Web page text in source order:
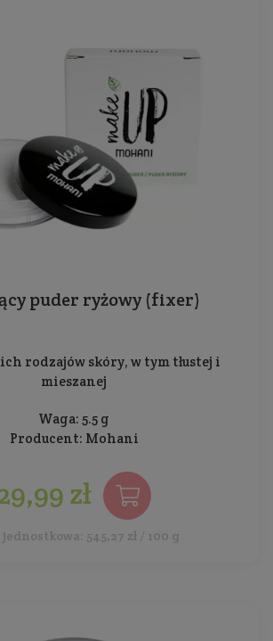
puder ryżowy (fixer)
rodzajów skóry, w tym tłustej i
mieszanej
Waga: 5.5 g
Producent: Mohani
zł
jednostkowa: 545,27 zł / 100 g